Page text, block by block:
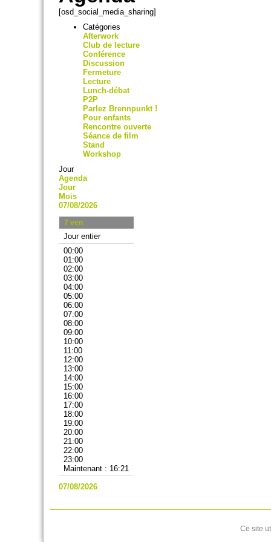
[osd_social_media_sharing]
Catégories
Afterwork
Club de lecture
Conférence
Discussion
Fermeture
Lecture
Lunch-débat
P2P
Parlez Brennpunkt !
Pour enfants
Rencontre ouverte
Séance de film
Stand
Workshop
Jour
Agenda
Jour
Mois
07/08/2026
7 ven
Jour entier
00:00
01:00
02:00
03:00
04:00
05:00
06:00
07:00
08:00
09:00
10:00
11:00
12:00
13:00
14:00
15:00
16:00
17:00
18:00
19:00
20:00
21:00
22:00
23:00
Maintenant : 16:21
07/08/2026
Ce site